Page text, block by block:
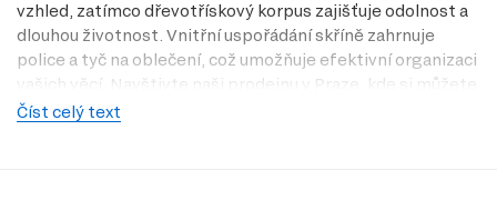
vzhled, zatímco dřevotřískový korpus zajišťuje odolnost a
dlouhou životnost. Vnitřní uspořádání skříně zahrnuje
police a tyč na oblečení, což umožňuje efektivní organizaci
vašich věcí. Navštivte naši prodejnu v Praze, kde si můžete
Skříň Maja 1 prohlédnout na vlastní oči, a přesvědčte se o
Číst celý text